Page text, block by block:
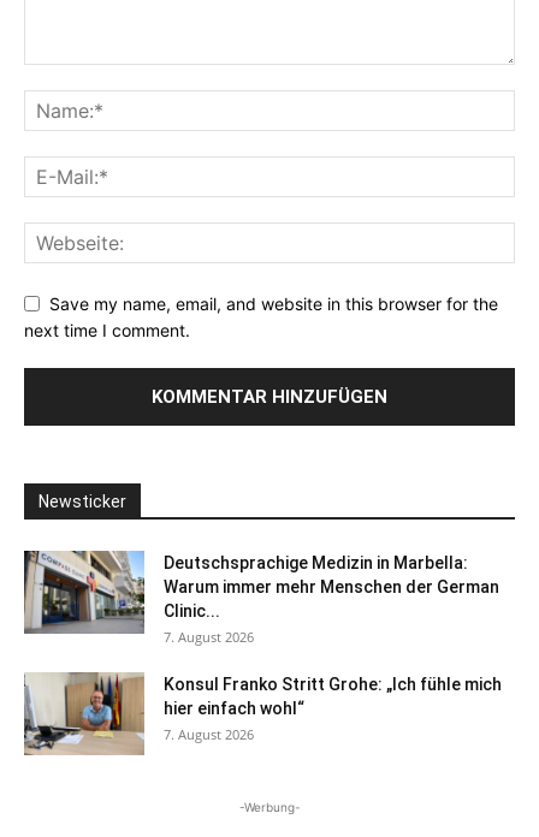
Save my name, email, and website in this browser for the
next time I comment.
Newsticker
Deutschsprachige Medizin in Marbella:
Warum immer mehr Menschen der German
Clinic...
7. August 2026
Konsul Franko Stritt Grohe: „Ich fühle mich
hier einfach wohl“
7. August 2026
-Werbung-